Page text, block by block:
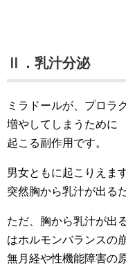
Ⅱ．乳汁分泌
ミラドールが、プロラ
増やしてしまうために
起こる副作用です。
男女ともに起こりえます
突然胸から乳汁が出る
ただ、胸から乳汁が出
はホルモンバランスの
無月経や性機能障害の